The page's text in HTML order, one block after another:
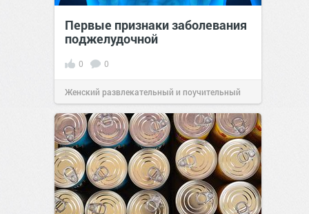
Первые признаки заболевания
поджелудочной
0 0
Женский развлекательный и поучительный
сайт.22:0704 ноя 2023